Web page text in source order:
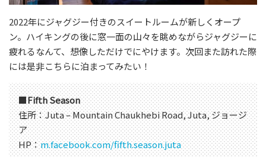
2022年にジャグジー付きのスイートルームが新しくオープ
ン。ハイキングの後に窓一面の山々を眺めながらジャグジーに
疲れるなんて、想像しただけでにやけます。次回また訪れた際
には是非こちらに泊まってみたい！
■Fifth Season
住所：Juta – Mountain Chaukhebi Road, Juta, ジョージ
ア
HP：m.facebook.com/fifth.season.juta